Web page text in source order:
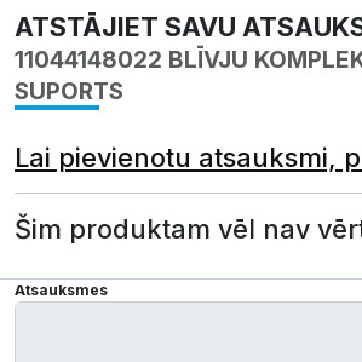
ATSTĀJIET SAVU
11044148022 BLĪVJU
SUPORTS
Lai pievienotu atsauksmi,
Šim produktam vēl nav
Atsauksmes